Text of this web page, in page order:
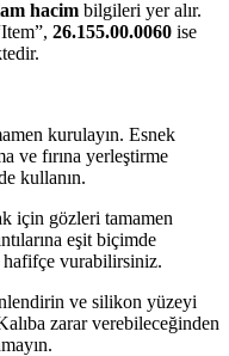
hacim bilgileri yer alır.
26.155.00.0060 ise
kurulayın. Esnek
ve fırına yerleştirme
kullanın.
için gözleri tamamen
eşit biçimde
hafifçe vurabilirsiniz.
ve silikon yüzeyi
zarar verebileceğinden